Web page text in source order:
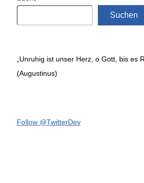
Suchen
„Unruhig ist unser Herz, o Gott, bis es
(Augustinus)
Follow @TwitterDev